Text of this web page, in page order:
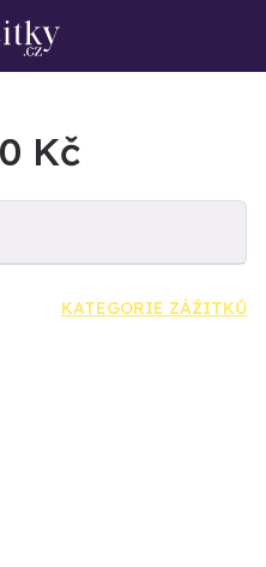
Kč
KATEGORIE ZÁŽITKŮ